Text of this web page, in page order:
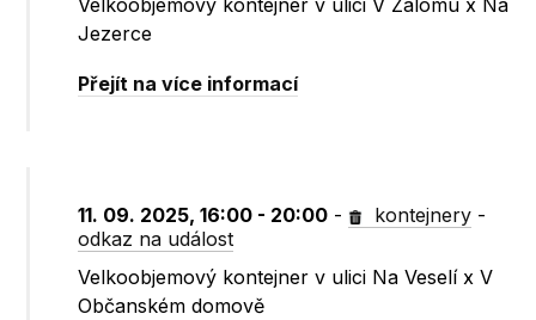
Velkoobjemový kontejner v ulici V Zálomu x Na
Jezerce
Přejít na více informací
11. 09. 2025, 16:00 - 20:00 - kontejnery -
odkaz na událost
Velkoobjemový kontejner v ulici Na Veselí x V
Občanském domově